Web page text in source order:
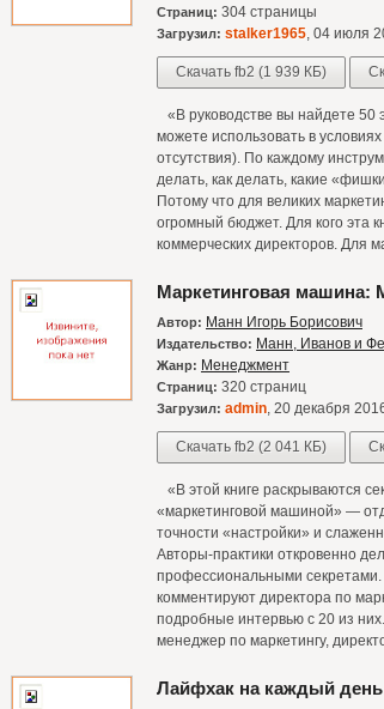
Страниц: 304 страницы
Загрузил: stalker1965, 04 июля
Скачать fb2 (1 939 КБ)
«В руководстве вы найдете 50
можете использовать в
отсутствия). По каждому
делать, как делать, какие
Потому что для великих
огромный бюджет. Для кого эта
коммерческих директоров. Для
Маркетинговая машина:
Автор: Манн Игорь Борисович
Издательство: Манн, Иванов и
Жанр: Менеджмент
Страниц: 320 страниц
Загрузил: admin, 20 декабря
Скачать fb2 (2 041 КБ)
«В этой книге раскрываются
«маркетинговой машиной» —
точности «настройки» и
Авторы-практики откровенно
профессиональными секретами.
комментируют директора по
подробные интервью с 20 из
менеджер по маркетингу,
Лайфхак на каждый день